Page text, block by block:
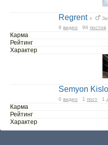
Regrent ○
8 видео 96 постов
Карма
Рейтинг
Характер
Semyon
0 видео 1 пост 1
Карма
Рейтинг
Характер